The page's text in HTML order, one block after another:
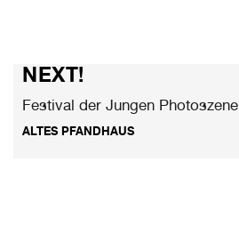
NEXT!
Festival der Jungen Photoszene
ALTES PFANDHAUS